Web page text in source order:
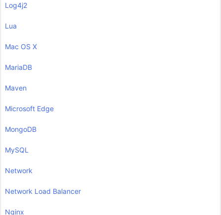
Log4j2
Lua
Mac OS X
MariaDB
Maven
Microsoft Edge
MongoDB
MySQL
Network
Network Load Balancer
Nginx